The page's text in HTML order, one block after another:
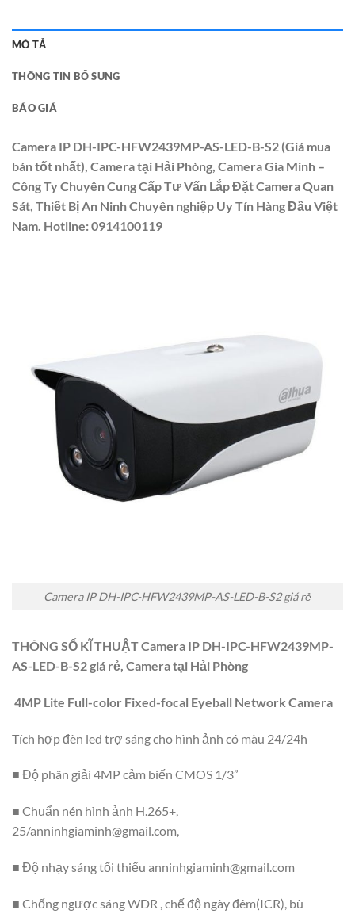
MÔ TẢ
THÔNG TIN BỔ SUNG
BÁO GIÁ
Camera IP DH-IPC-HFW2439MP-AS-LED-B-S2 (Giá mua
bán tốt nhất), Camera tại Hải Phòng, Camera Gia Minh –
Công Ty Chuyên Cung Cấp Tư Vấn Lắp Đặt Camera Quan
Sát, Thiết Bị An Ninh Chuyên nghiệp Uy Tín Hàng Đầu Việt
Nam. Hotline: 0914100119
Camera IP DH-IPC-HFW2439MP-AS-LED-B-S2 giá rẻ
THÔNG SỐ KĨ THUẬT Camera IP DH-IPC-HFW2439MP-
AS-LED-B-S2 giá rẻ, Camera tại Hải Phòng
4MP Lite Full-color Fixed-focal Eyeball Network Camera
Tích hợp đèn led trợ sáng cho hình ảnh có màu 24/24h
■ Độ phân giải 4MP cảm biến CMOS 1/3”
■ Chuẩn nén hình ảnh H.265+,
25/anninhgiaminh@gmail.com,
■ Độ nhạy sáng tối thiểu anninhgiaminh@gmail.com
■ Chống ngược sáng WDR , chế độ ngày đêm(ICR), bù